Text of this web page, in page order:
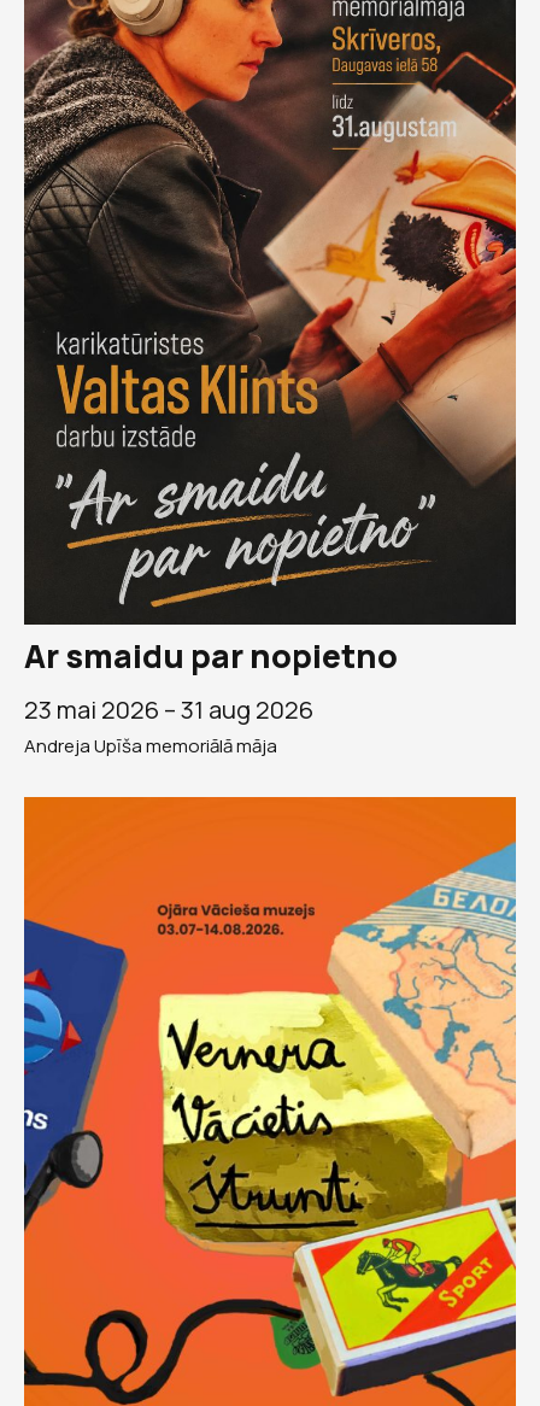
Ar smaidu par nopietno
23 mai 2026 –31 aug 2026
Andreja Upīša memoriālā māja